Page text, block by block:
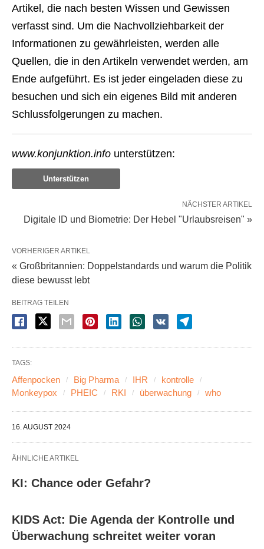
Artikel, die nach besten Wissen und Gewissen
verfasst sind. Um die Nachvollziehbarkeit der
Informationen zu gewährleisten, werden alle
Quellen, die in den Artikeln verwendet werden, am
Ende aufgeführt. Es ist jeder eingeladen diese zu
besuchen und sich ein eigenes Bild mit anderen
Schlussfolgerungen zu machen.
www.konjunktion.info unterstützen:
Unterstützen
NÄCHSTER ARTIKEL
Digitale ID und Biometrie: Der Hebel "Urlaubsreisen" »
VORHERIGER ARTIKEL
« Großbritannien: Doppelstandards und warum die Politik
diese bewusst lebt
BEITRAG TEILEN
TAGS:
Affenpocken Big Pharma IHR
kontrolle
Monkeypox
PHEIC RKI überwachung who
16. AUGUST 2024
ÄHNLICHE ARTIKEL
KI: Chance oder Gefahr?
KIDS Act: Die Agenda der Kontrolle und
Überwachung schreitet weiter voran